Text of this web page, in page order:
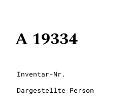
A 19334
Inventar-Nr.
Dargestellte Person